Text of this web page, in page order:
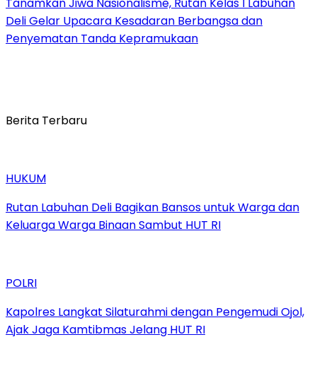
Deli Gelar Upacara Kesadaran Berbangsa dan
Penyematan Tanda Kepramukaan
Berita Terbaru
HUKUM
Rutan Labuhan Deli Bagikan Bansos untuk Warga dan
Keluarga Warga Binaan Sambut HUT RI
POLRI
Kapolres Langkat Silaturahmi dengan Pengemudi Ojol,
Ajak Jaga Kamtibmas Jelang HUT RI